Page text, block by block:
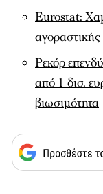
Eurostat:
Ρεκόρ
από 1 δισ.
βιωσιμότητα